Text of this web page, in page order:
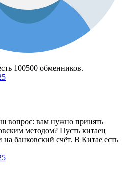
100500 обменников.
вопрос: вам нужно принять
методом? Пусть китаец
банковский счёт. В Китае есть